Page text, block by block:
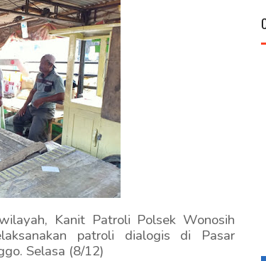
Kanit Patroli Polsek Wonosih
patroli dialogis di Pasar
Selasa (8/12)